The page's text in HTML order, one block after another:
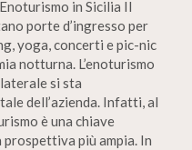
in Sicilia Il
porte d’ingresso per
yoga, concerti e pic-nic
notturna. L’enoturismo
si sta
dell’azienda. Infatti, al
è una chiave
prospettiva più ampia. In